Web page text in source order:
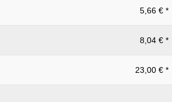
5,66 € *
8,04 € *
23,00 € *